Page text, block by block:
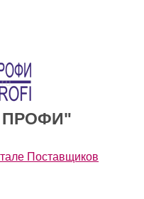
ПРОФИ"